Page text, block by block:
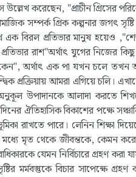
উল্লেখ করেছেন, "প্রাচীন গ্রিসের
সম্পর্ক গ্রিক কল্পনার জগৎ
এক বিরল প্রতিভার মানুষ হয়েও
রাশ"অর্থাৎ যুগের নিজের
অর্থাৎ এক পা যখন চলে
প্রক্রিয়ায় আমরা এগিয়ে চলি।
অনুকূল উপাদানকে আলাদা করতে
ঐতিহাসিক বিকাশের পক্ষে
রাখতে পারে। লেনিন শিক্ষা
মৃত থেকে জীবন্তকে, কেমন
যেমন নির্বিচারে গ্রহণ করা
মর্মবস্তুকে বিচার সাপেক্ষে